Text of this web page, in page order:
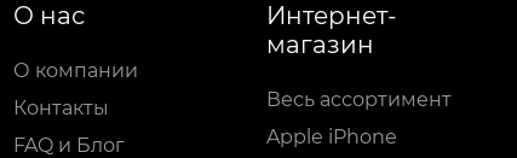
О нас
О компании
Контакты
FAQ и Блог
Интернет-
магазин
Весь ассортимент
Apple iPhone